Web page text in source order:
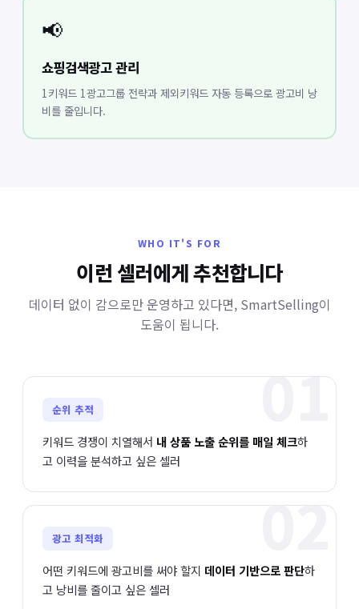
📢
쇼핑검색광고 관리
1키워드 1광고그룹 전략과 제외키워드 자동 등록으로 광고비 낭
비를 줄입니다.
WHO IT'S FOR
이런 셀러에게 추천합니다
데이터 없이 감으로만 운영하고 있다면, SmartSelling이
도움이 됩니다.
01
순위 추적
키워드 경쟁이 치열해서 내 상품 노출 순위를 매일 체크하
고 이력을 분석하고 싶은 셀러
02
광고 최적화
어떤 키워드에 광고비를 써야 할지 데이터 기반으로 판단하
고 낭비를 줄이고 싶은 셀러